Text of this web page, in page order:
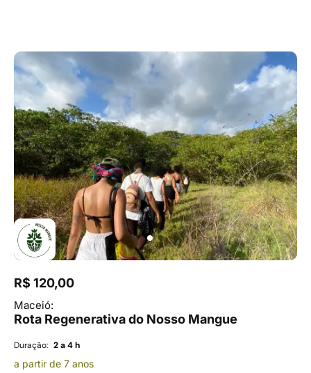
R$ 120,00
Maceió:
Rota Regenerativa do Nosso Mangue
Duração: 2 a 4 h
a partir de 7 anos